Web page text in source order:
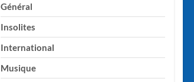
Général
Insolites
International
Musique